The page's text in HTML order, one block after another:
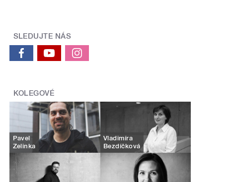
SLEDUJTE NÁS
KOLEGOVÉ
Pavel
Zelinka
Vladimíra
Bezdíčková